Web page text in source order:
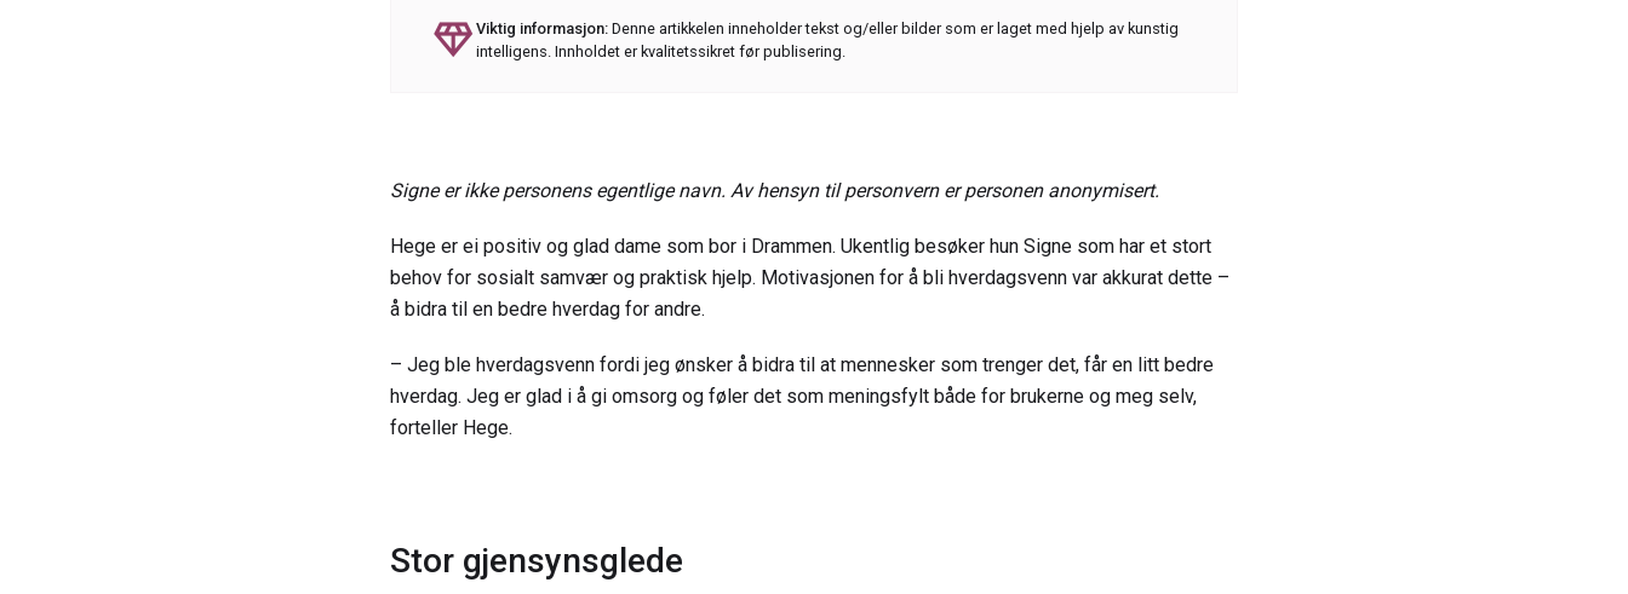
diamond Viktig informasjon: Denne artikkelen inneholder tekst og/eller bilder som er laget med hjelp av kunstig
intelligens. Innholdet er kvalitetssikret før publisering.
Signe er ikke personens egentlige navn. Av hensyn til personvern er personen anonymisert.
Hege er ei positiv og glad dame som bor i Drammen. Ukentlig besøker hun Signe som har et stort
behov for sosialt samvær og praktisk hjelp. Motivasjonen for å bli hverdagsvenn var akkurat dette –
å bidra til en bedre hverdag for andre.
– Jeg ble hverdagsvenn fordi jeg ønsker å bidra til at mennesker som trenger det, får en litt bedre
hverdag. Jeg er glad i å gi omsorg og føler det som meningsfylt både for brukerne og meg selv,
forteller Hege.
Stor gjensynsglede